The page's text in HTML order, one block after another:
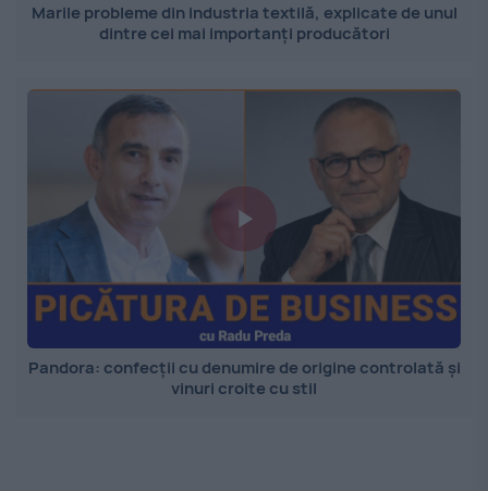
Marile probleme din industria textilă, explicate de unul
dintre cei mai importanți producători
Pandora: confecții cu denumire de origine controlată și
vinuri croite cu stil